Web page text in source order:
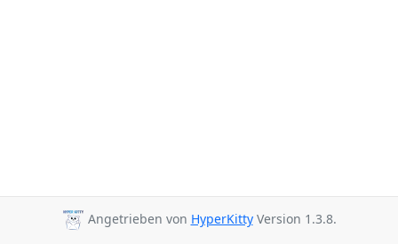
Angetrieben von HyperKittyVersion 1.3.8.